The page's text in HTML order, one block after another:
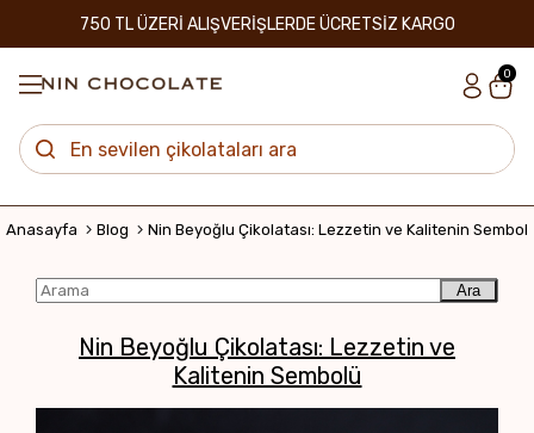
750 TL ÜZERİ ALIŞVERİŞLERDE ÜCRETSİZ KARGO
0
Anasayfa Blog Nin Beyoğlu Çikolatası: Lezzetin ve Kalitenin
Ara
Nin Beyoğlu Çikolatası: Lezzetin ve
Kalitenin Sembolü